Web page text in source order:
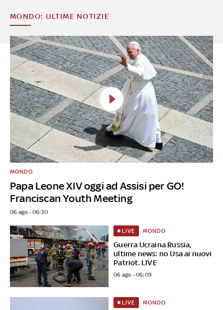
MONDO: ULTIME NOTIZIE
Papa Leone XIV oggi ad Assisi per GO!
Franciscan Youth Meeting
MONDO
06 ago - 06:30
Guerra Ucraina Russia,
ultime news: no Usa ai nuovi
Patriot. LIVE
LIVE MONDO
06 ago - 06:09
LIVE MONDO